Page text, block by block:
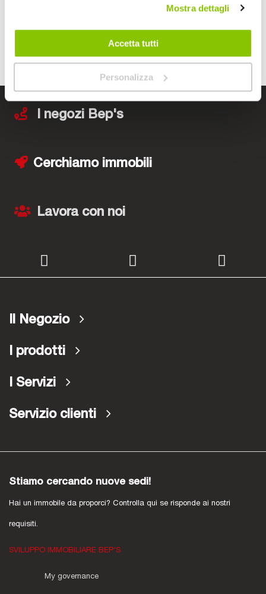
Mostra dettagli
Accetta tutti
Personalizza
I negozi Bep's
Cerchiamo immobili
Lavora con noi
Il Negozio
I prodotti
I Servizi
Servizio clienti
Stiamo cercando nuove sedi!
Hai un immobile da proporci? Controlla qui se risponde ai nostri
requisiti.
SVILUPPO IMMOBILIARE BEP'S
My governance